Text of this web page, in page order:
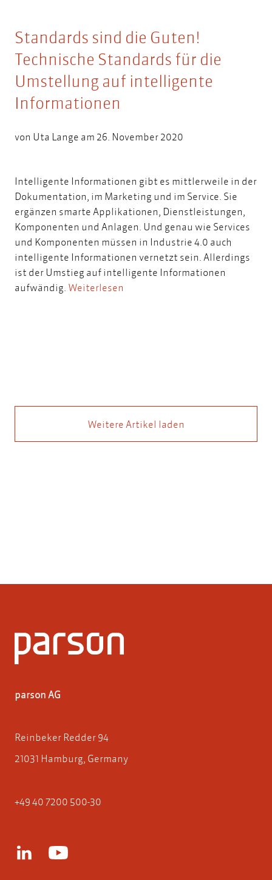
Standards sind die Guten!
Technische Standards für die
Umstellung auf intelligente
Informationen
von Uta Lange am 26. November 2020
Intelligente Informationen gibt es mittlerweile in der
Dokumentation, im Marketing und im Service. Sie
ergänzen smarte Applikationen, Dienstleistungen,
Komponenten und Anlagen. Und genau wie Services
und Komponenten müssen in Industrie 4.0 auch
intelligente Informationen vernetzt sein. Allerdings
ist der Umstieg auf intelligente Informationen
aufwändig. Weiterlesen
Weitere Artikel laden
parson AG
Reinbeker Redder 94
21031 Hamburg, Germany
+49 40 7200 500-30